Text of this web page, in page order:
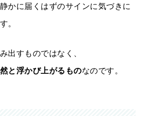
かに届くはずのサインに気づきに
。
出すものではなく、
と浮かび上がるものなのです。